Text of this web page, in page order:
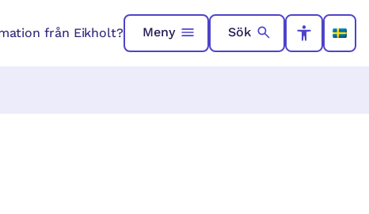
från Eikholt? Meny Sök